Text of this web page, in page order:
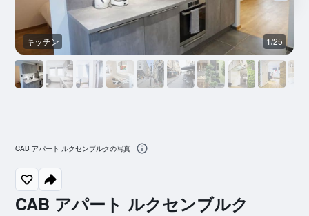
CAB アパート ルクセンブルク
キッチン 1/25
CAB アパート ルクセンブルクの写真